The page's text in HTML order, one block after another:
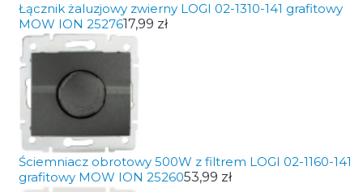
Łącznik żaluzjowy zwierny LOGI 02-1310-141 grafitowy
MOW ION 2527617,99 zł
Ściemniacz obrotowy 500W z filtrem LOGI 02-1160-141
grafitowy MOW ION 2526053,99 zł